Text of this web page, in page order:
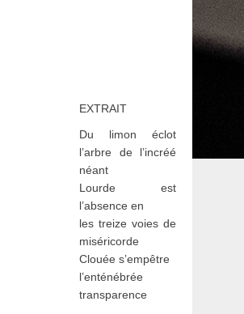
EXTRAIT
Du limon éclot
l’arbre de l’incréé
néant
Lourde est
l’absence en
les treize voies de
miséricorde
Clouée s’empêtre
l’enténébrée
transparence